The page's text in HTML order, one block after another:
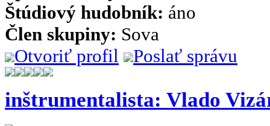
Štúdiový hudobník: áno
Člen skupiny: Sova
Otvoriť profil
Poslať správu
inštrumentalista: Vlado